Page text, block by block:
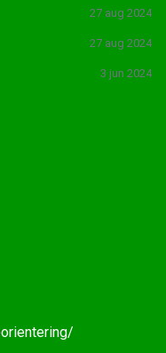
27 aug 2024
27 aug 2024
3 jun 2024